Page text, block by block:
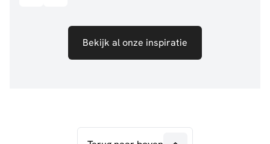
Bekijk al onze inspiratie